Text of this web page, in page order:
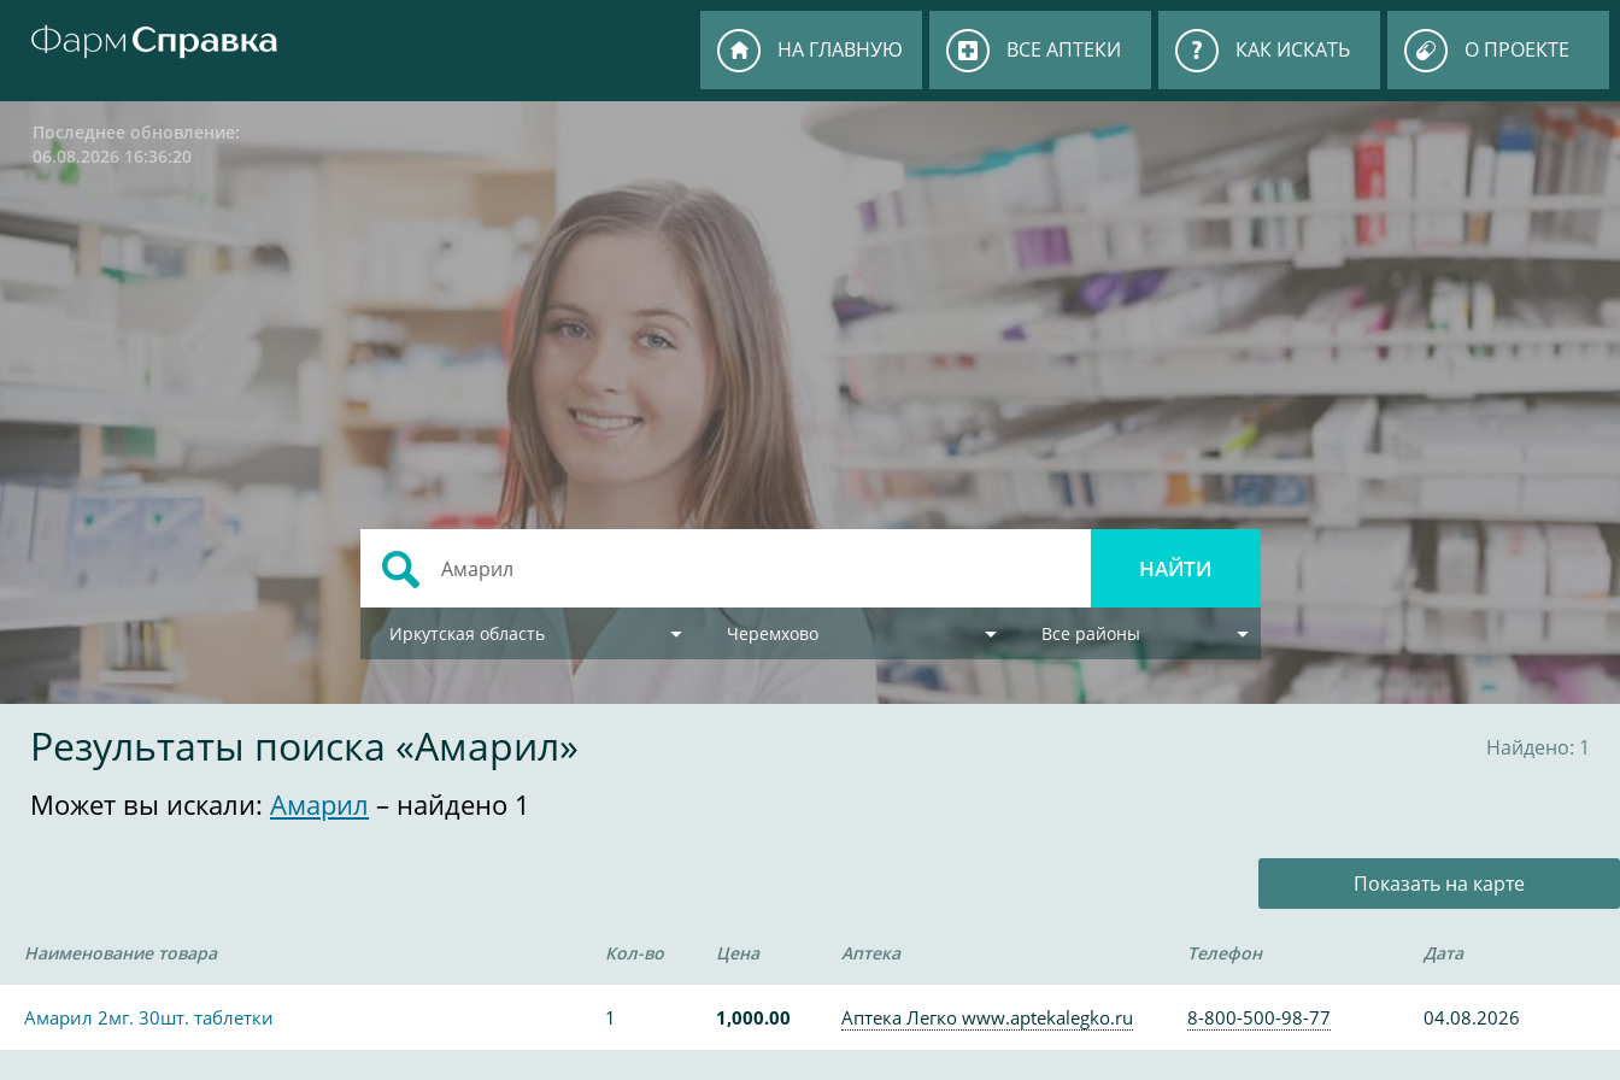
НА ГЛАВНУЮ ВСЕ АПТЕКИ КАК ИСКАТЬ О ПРОЕКТЕ
Последнее обновление:
06.08.2026 16:36:20
Иркутская область Черемхово Все районы
Результаты поиска «Амарил» Найдено: 1
Может вы искали: Амарил – найдено 1
Показать на карте
Наименование товара Кол-во Цена Аптека Телефон Дата
Амарил 2мг. 30шт. таблетки 1 1,000.00 Аптека Легко www.aptekalegko.ru 8-800-500-98-77 04.08.2026